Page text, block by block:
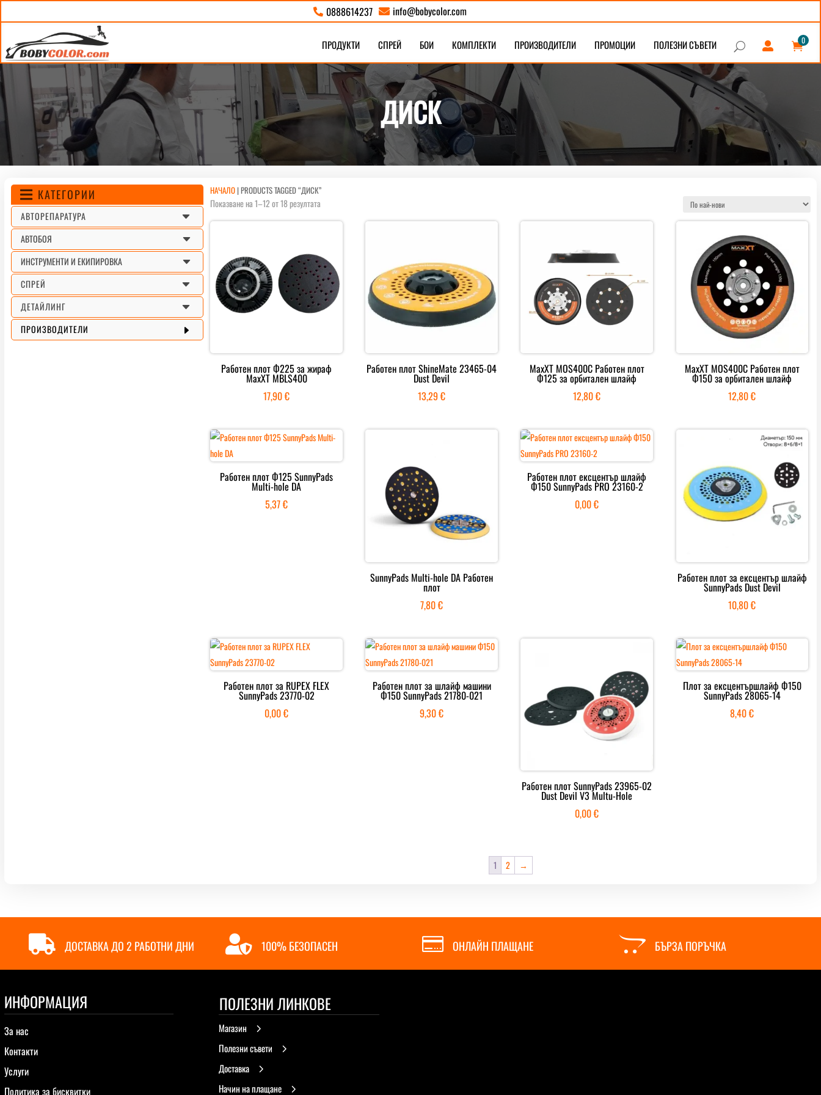
 0888614237  info@bobycolor.com
ПРОДУКТИ СПРЕЙ БОИ КОМПЛЕКТИ ПРОИЗВОДИТЕЛИ ПРОМОЦИИ ПОЛЕЗНИ СЪВЕТИ U  
0
ДИСК
 КАТЕГОРИИ
C
АВТОРЕПАРАТУРА
C
АВТОБОЯ
C
ИНСТРУМЕНТИ И ЕКИПИРОВКА
C
СПРЕЙ
C
ДЕТАЙЛИНГ
E
ПРОИЗВОДИТЕЛИ
НАЧАЛО |PRODUCTS TAGGED “ДИСК”
Показване на 1–12 от 18 резултата
Работен плот Ф225 за жираф
MaxXT MBLS400
17,90€
Работен плот ShineMate 23465-04
Dust Devil
13,29€
MaxXT MOS400C Работен плот
Ф125 за орбитален шлайф
12,80€
MaxXT MOS400C Работен плот
Ф150 за орбитален шлайф
12,80€
Работен плот Ф125 SunnyPads
Multi-hole DA
5,37€
SunnyPads Multi-hole DA Работен
плот
7,80€
Работен плот ексцентър шлайф
Ф150 SunnyPads PRO 23160-2
0,00€
Работен плот за ексцентър шлайф
SunnyPads Dust Devil
10,80€
Работен плот за RUPEX FLEX
SunnyPads 23770-02
0,00€
Работен плот за шлайф машини
Ф150 SunnyPads 21780-021
9,30€
Работен плот SunnyPads 23965-02
Dust Devil V3 Multu-Hole
0,00€
Плот за ексцентършлайф Ф150
SunnyPads 28065-14
8,40€
1 2 →
 ДОСТАВКА ДО 2 РАБОТНИ ДНИ  100% БЕЗОПАСЕН  ОНЛАЙН ПЛАЩАНЕ  БЪРЗА ПОРЪЧКА
ИНФОРМАЦИЯ
За нас
Контакти
Услуги
Политика за бисквитки
ПОЛЕЗНИ ЛИНКОВЕ
5
Магазин
5
Полезни съвети
5
Доставка
5
Начин на плащане